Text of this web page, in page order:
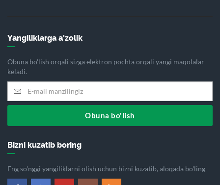
Yangiliklarga a'zolik
Obuna bo'lish orqali sizga elektron pochta orqali yangi maqolalar
keladi.
Obuna bo'lish
Bizni kuzatib boring
Eng so'nggi yangiliklarni olish uchun bizni kuzatib, aloqada bo'ling